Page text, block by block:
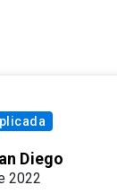
Diego
2022